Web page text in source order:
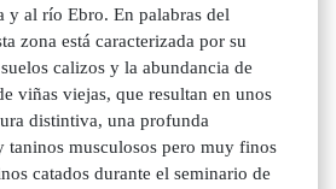
y al río Ebro. En palabras del
zona está caracterizada por su
calizos y la abundancia de
viñas viejas, que resultan en unos
distintiva, una profunda
taninos musculosos pero muy finos
catados durante el seminario de